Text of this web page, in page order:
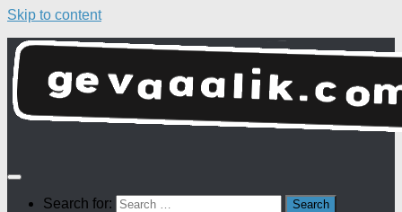
Skip to content
Search for: